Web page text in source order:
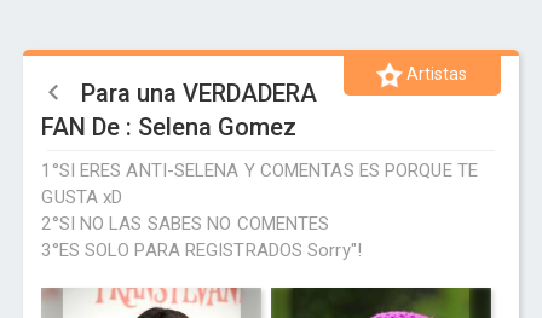
Artistas
Para una VERDADERA
FAN De : Selena Gomez
1°SI ERES ANTI-SELENA Y COMENTAS ES PORQUE TE
GUSTA xD
2°SI NO LAS SABES NO COMENTES
3°ES SOLO PARA REGISTRADOS Sorry"!